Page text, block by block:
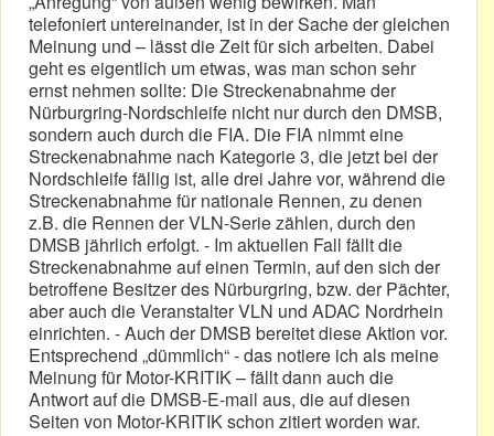
telefoniert untereinander, ist in der Sache der gleichen
Meinung und – lässt die Zeit für sich arbeiten. Dabei
geht es eigentlich um etwas, was man schon sehr
ernst nehmen sollte: Die Streckenabnahme der
Nürburgring-Nordschleife nicht nur durch den DMSB,
sondern auch durch die FIA. Die FIA nimmt eine
Streckenabnahme nach Kategorie 3, die jetzt bei der
Nordschleife fällig ist, alle drei Jahre vor, während die
Streckenabnahme für nationale Rennen, zu denen
z.B. die Rennen der VLN-Serie zählen, durch den
DMSB jährlich erfolgt. - Im aktuellen Fall fällt die
Streckenabnahme auf einen Termin, auf den sich der
betroffene Besitzer des Nürburgring, bzw. der Pächter,
aber auch die Veranstalter VLN und ADAC Nordrhein
einrichten. - Auch der DMSB bereitet diese Aktion vor.
Entsprechend „dümmlich“ - das notiere ich als meine
Meinung für Motor-KRITIK – fällt dann auch die
Antwort auf die DMSB-E-mail aus, die auf diesen
Seiten von Motor-KRITIK schon zitiert worden war.